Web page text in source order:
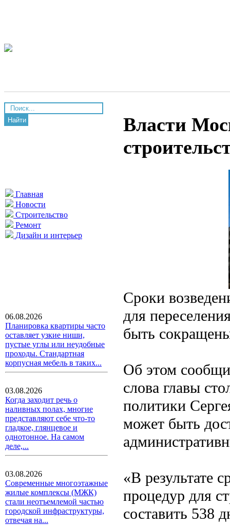
Найти
Главная
Новости
Строительство
Ремонт
Дизайн и интерьер
06.08.2026
Планировка квартиры часто
оставляет узкие ниши,
пустые углы или неудобные
проходы. Стандартная
корпусная мебель в таких...
03.08.2026
Когда заходит речь о
наливных полах, многие
представляют себе что-то
гладкое, глянцевое и
однотонное. На самом
деле,...
03.08.2026
Современные многоэтажные
жилые комплексы (МЖК)
стали неотъемлемой частью
городской инфраструктуры,
отвечая на...
Власти
Сроки
для
быть
Об этом
слова главы
политики
может быть
«В результате
процедур для
составить 538